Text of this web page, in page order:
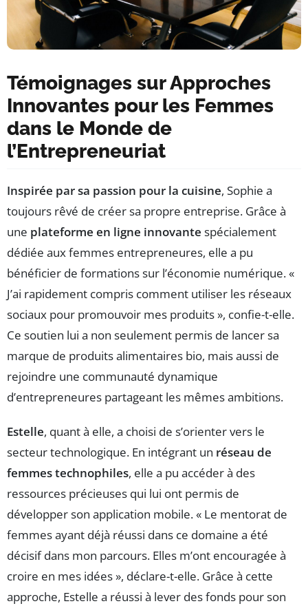
Témoignages sur Approches
Innovantes pour les Femmes
dans le Monde de
l’Entrepreneuriat
Inspirée par sa passion pour la cuisine, Sophie a
toujours rêvé de créer sa propre entreprise. Grâce à
une plateforme en ligne innovante spécialement
dédiée aux femmes entrepreneures, elle a pu
bénéficier de formations sur l’économie numérique. «
J’ai rapidement compris comment utiliser les réseaux
sociaux pour promouvoir mes produits », confie-t-elle.
Ce soutien lui a non seulement permis de lancer sa
marque de produits alimentaires bio, mais aussi de
rejoindre une communauté dynamique
d’entrepreneures partageant les mêmes ambitions.
Estelle, quant à elle, a choisi de s’orienter vers le
secteur technologique. En intégrant un réseau de
femmes technophiles, elle a pu accéder à des
ressources précieuses qui lui ont permis de
développer son application mobile. « Le mentorat de
femmes ayant déjà réussi dans ce domaine a été
décisif dans mon parcours. Elles m’ont encouragée à
croire en mes idées », déclare-t-elle. Grâce à cette
approche, Estelle a réussi à lever des fonds pour son